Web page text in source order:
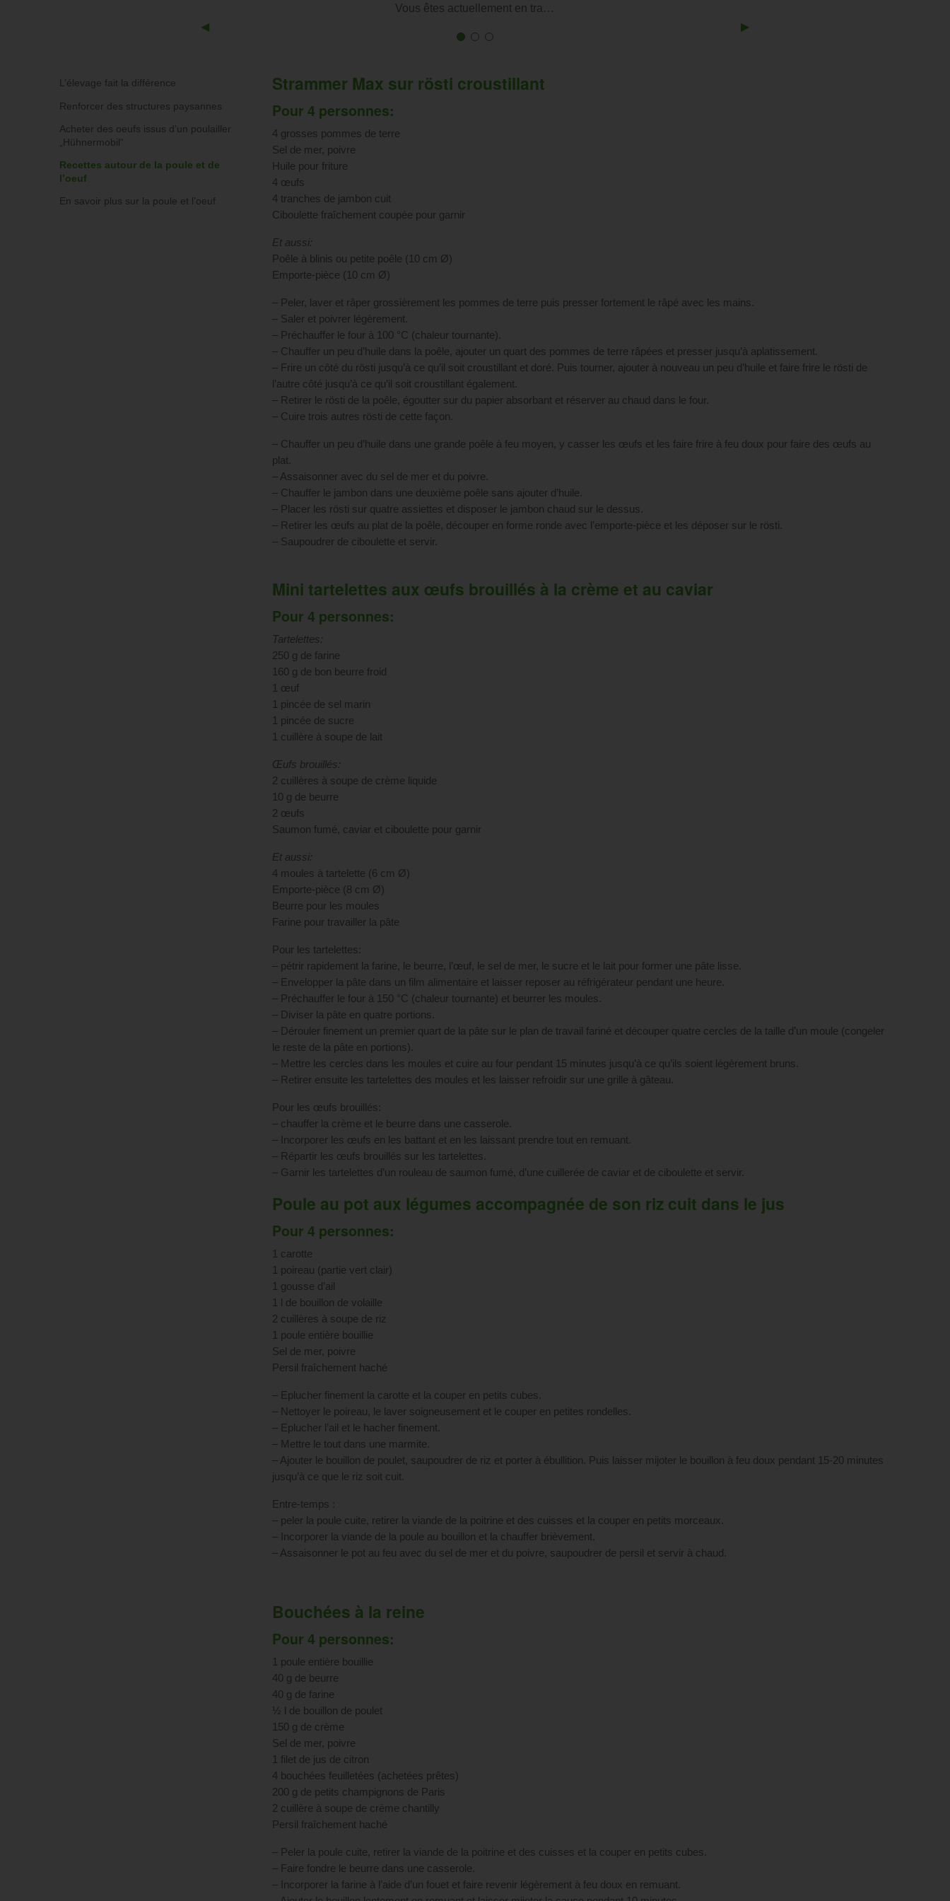
Vous êtes actuellement en tra…
Previous
◀︎
Next
▶︎
First
Current
First
Current
First
Current
L’élevage fait la différence
Renforcer des structures paysannes
Acheter des oeufs issus d’un poulailler
„Hühnermobil“
Recettes autour de la poule et de
l’oeuf
En savoir plus sur la poule et l’oeuf
Strammer Max sur rösti croustillant
Pour 4 personnes:
4 grosses pommes de terre
Sel de mer, poivre
Huile pour friture
4 œufs
4 tranches de jambon cuit
Ciboulette fraîchement coupée pour garnir
Et aussi:
Poêle à blinis ou petite poêle (10 cm Ø)
Emporte-pièce (10 cm Ø)
– Peler, laver et râper grossièrement les pommes de terre puis presser fortement le râpé avec les mains.
– Saler et poivrer légèrement.
– Préchauffer le four à 100 °C (chaleur tournante).
– Chauffer un peu d’huile dans la poêle, ajouter un quart des pommes de terre râpées et presser jusqu’à aplatissement.
– Frire un côté du rösti jusqu’à ce qu’il soit croustillant et doré. Puis tourner, ajouter à nouveau un peu d’huile et faire frire le rösti de
l’autre côté jusqu’à ce qu’il soit croustillant également.
– Retirer le rösti de la poêle, égoutter sur du papier absorbant et réserver au chaud dans le four.
– Cuire trois autres rösti de cette façon.
– Chauffer un peu d’huile dans une grande poêle à feu moyen, y casser les œufs et les faire frire à feu doux pour faire des œufs au
plat.
– Assaisonner avec du sel de mer et du poivre.
– Chauffer le jambon dans une deuxième poêle sans ajouter d’huile.
– Placer les rösti sur quatre assiettes et disposer le jambon chaud sur le dessus.
– Retirer les œufs au plat de la poêle, découper en forme ronde avec l’emporte-pièce et les déposer sur le rösti.
– Saupoudrer de ciboulette et servir.
Mini tartelettes aux œufs brouillés à la crème et au caviar
Pour 4 personnes:
Tartelettes:
250 g de farine
160 g de bon beurre froid
1 œuf
1 pincée de sel marin
1 pincée de sucre
1 cuillère à soupe de lait
Œufs brouillés:
2 cuillères à soupe de crème liquide
10 g de beurre
2 œufs
Saumon fumé, caviar et ciboulette pour garnir
Et aussi:
4 moules à tartelette (6 cm Ø)
Emporte-pièce (8 cm Ø)
Beurre pour les moules
Farine pour travailler la pâte
Pour les tartelettes:
– pétrir rapidement la farine, le beurre, l’œuf, le sel de mer, le sucre et le lait pour former une pâte lisse.
– Envelopper la pâte dans un film alimentaire et laisser reposer au réfrigérateur pendant une heure.
– Préchauffer le four à 150 °C (chaleur tournante) et beurrer les moules.
– Diviser la pâte en quatre portions.
– Dérouler finement un premier quart de la pâte sur le plan de travail fariné et découper quatre cercles de la taille d’un moule (congeler
le reste de la pâte en portions).
– Mettre les cercles dans les moules et cuire au four pendant 15 minutes jusqu’à ce qu’ils soient légèrement bruns.
– Retirer ensuite les tartelettes des moules et les laisser refroidir sur une grille à gâteau.
Pour les œufs brouillés:
– chauffer la crème et le beurre dans une casserole.
– Incorporer les œufs en les battant et en les laissant prendre tout en remuant.
– Répartir les œufs brouillés sur les tartelettes.
– Garnir les tartelettes d’un rouleau de saumon fumé, d’une cuillerée de caviar et de ciboulette et servir.
Poule au pot aux légumes accompagnée de son riz cuit dans le jus
Pour 4 personnes:
1 carotte
1 poireau (partie vert clair)
1 gousse d’ail
1 l de bouillon de volaille
2 cuillères à soupe de riz
1 poule entière bouillie
Sel de mer, poivre
Persil fraîchement haché
– Eplucher finement la carotte et la couper en petits cubes.
– Nettoyer le poireau, le laver soigneusement et le couper en petites rondelles.
– Eplucher l’ail et le hacher finement.
– Mettre le tout dans une marmite.
– Ajouter le bouillon de poulet, saupoudrer de riz et porter à ébullition. Puis laisser mijoter le bouillon à feu doux pendant 15-20 minutes
jusqu’à ce que le riz soit cuit.
Entre-temps :
– peler la poule cuite, retirer la viande de la poitrine et des cuisses et la couper en petits morceaux.
– Incorporer la viande de la poule au bouillon et la chauffer brièvement.
– Assaisonner le pot au feu avec du sel de mer et du poivre, saupoudrer de persil et servir à chaud.
Bouchées à la reine
Pour 4 personnes:
1 poule entière bouillie
40 g de beurre
40 g de farine
½ l de bouillon de poulet
150 g de crème
Sel de mer, poivre
1 filet de jus de citron
4 bouchées feuilletées (achetées prêtes)
200 g de petits champignons de Paris
2 cuillère à soupe de crème chantilly
Persil fraîchement haché
– Peler la poule cuite, retirer la viande de la poitrine et des cuisses et la couper en petits cubes.
– Faire fondre le beurre dans une casserole.
– Incorporer la farine à l’aide d’un fouet et faire revenir légèrement à feu doux en remuant.